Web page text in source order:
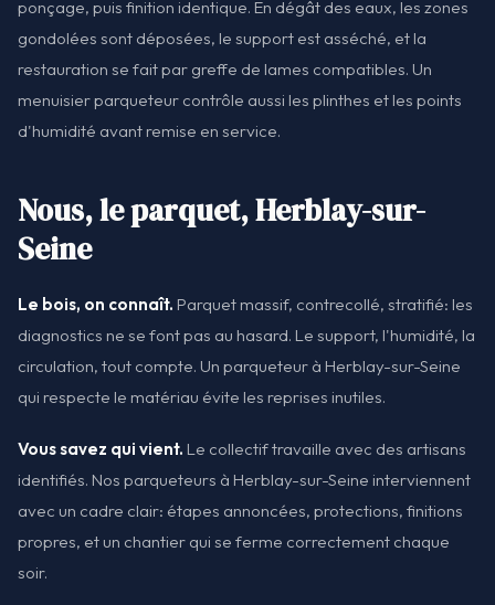
ponçage, puis finition identique. En dégât des eaux, les zones
gondolées sont déposées, le support est asséché, et la
restauration se fait par greffe de lames compatibles. Un
menuisier parqueteur contrôle aussi les plinthes et les points
d'humidité avant remise en service.
Nous, le parquet, Herblay-sur-
Seine
Le bois, on connaît. Parquet massif, contrecollé, stratifié: les
diagnostics ne se font pas au hasard. Le support, l'humidité, la
circulation, tout compte. Un parqueteur à Herblay-sur-Seine
qui respecte le matériau évite les reprises inutiles.
Vous savez qui vient. Le collectif travaille avec des artisans
identifiés. Nos parqueteurs à Herblay-sur-Seine interviennent
avec un cadre clair: étapes annoncées, protections, finitions
propres, et un chantier qui se ferme correctement chaque
soir.